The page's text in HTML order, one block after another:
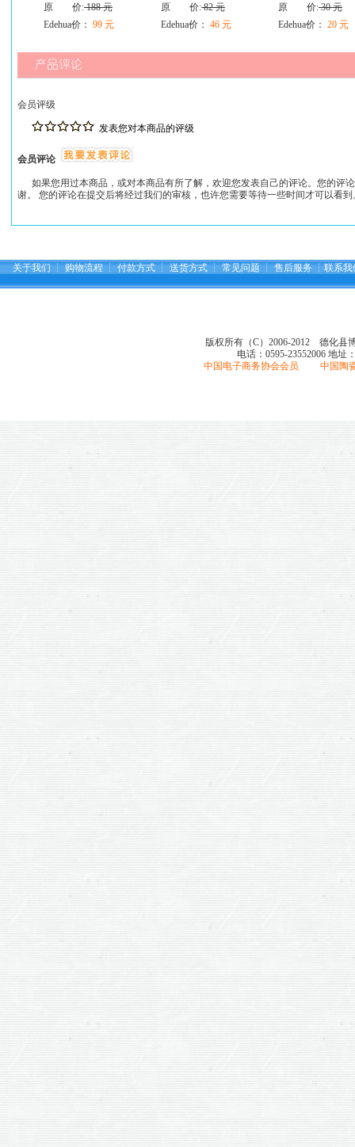
原 价:188 元
Edehua价： 99 元
原 价:82 元
Edehua价： 46 元
原 价:30 元
Edehua价： 20 元
会员评级
发表您对本商品的评级
会员评论
如果您用过本商品，或对本商品有所了解，欢迎您发表自己的评论。您的评
谢。 您的评论在提交后将经过我们的审核，也许您需要等待一些时间才可以看
关于我们 ┆ 购物流程 ┆ 付款方式 ┆ 送货方式 ┆ 常见问题 ┆ 售后服务 ┆ 联系我
版权所有（C）2006-2012 德化县
电话：0595-23552006 地址
中国电子商务协会会员 中国陶